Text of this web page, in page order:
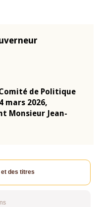
de Politique
mars 2026,
Monsieur Jean-
des titres